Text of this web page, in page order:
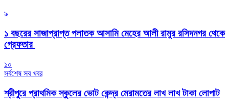
৯
১ বছরের সাজাপ্রাপ্ত পলাতক আসামি মেহের আলী রামুর রসিদনগর থেকে
গ্রেফতার ‎
১০
সর্বশেষ সব খবর
শ্রীপুরে প্রাথমিক স্কুলের ভোট কেন্দ্র মেরামতের লাখ লাখ টাকা লোপাট